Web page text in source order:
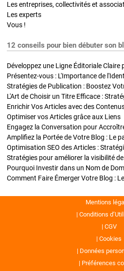
Les entreprises, collectivités et
Les experts
Vous !
12 conseils pour bien débuter son
Développez une Ligne Éditoriale Claire
Présentez-vous : L'Importance de
L'Art de Choisir un Titre Efficace :
Optimiser vos Articles grâce aux Liens
Engagez la Conversation pour
Amplifiez la Portée de Votre Blog : Le
Mentions
Conditions
CGV
Cookies
Données
Préférences